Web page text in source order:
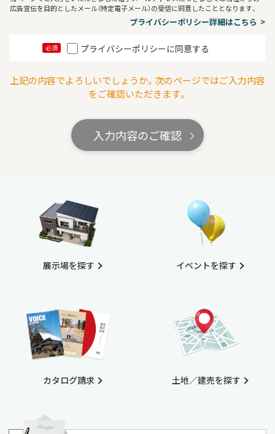
広告宣伝を目的としたメール（特定電子メール）の受信に同意したこととなります。
プライバシーポリシー詳細はこちら
必須 プライバシーポリシーに同意する
上記の内容でよろしいでしょうか。次のページではご入力内容
をご確認いただきます。
入力内容のご確認
展示場を探す
カタログ請求
イベントを探す
土地／建売を探す